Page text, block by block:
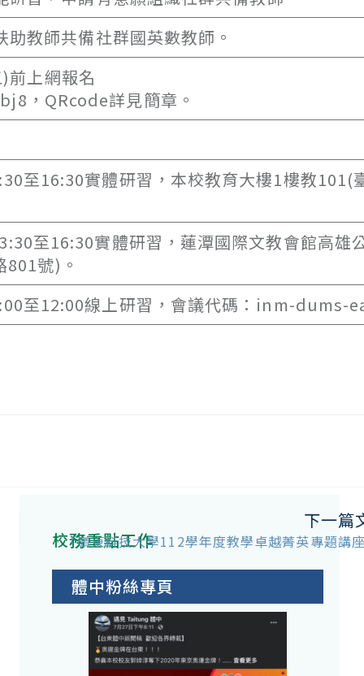
教師共備社群國英數教師。
前上網報名
，QRcode詳見簡章。
至16:30實體研習，本校教育大樓1樓教101(
至16:30實體研習，蓮潭國際文教會館高雄
號)。
至12:00線上研習，會議代碼：inm-dums-
下一篇
「嶺東科技大學112學年度教學卓越菁英專題講
校務重點工作
體中粉絲專頁